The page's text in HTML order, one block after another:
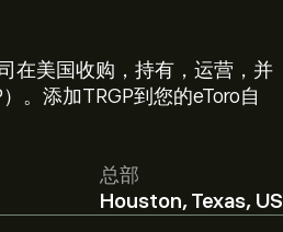
在美国收购，持有，运营，并
。添加TRGP到您的eToro自
总部
Houston, Texas, US